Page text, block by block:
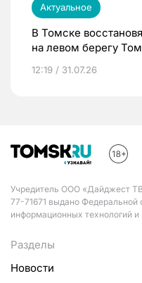
Актуальное
В Томске
на левом берегу
12:19 / 31.07.26
Учредитель ООО «Дайджест
77-71671 выдано Федеральной
информационных технологий
Разделы
Новости